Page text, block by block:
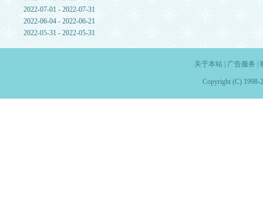
2022-07-01 - 2022-07-31
2022-06-04 - 2022-06-21
2022-05-31 - 2022-05-31
关于本站| 广告服务
Copyright (C) 1998-